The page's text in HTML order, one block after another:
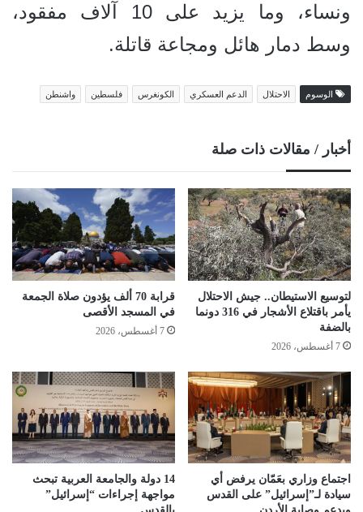
ونساء، وما يزيد على 10 آلاف مفقود،
وسط دمار هائل ومجاعة قاتلة.
الوسوم الاحتلال الدعم العسكري الكونغرس فلسطين واشنطن
أخبار / مقالات ذات صلة
لتوسيع الاستيطان.. جيش الاحتلال
يأمر باقتلاع الأشجار في 316 دونما
بالضفة
7 أغسطس، 2026
قرابة 70 ألف يؤدون صلاة الجمعة
في المسجد الأقصى
7 أغسطس، 2026
اجتماع وزاري بعَمّان يرفض أي
سيادة لـ”إسرائيل” على القدس
14 دولة والجامعة العربية تبحث
مواجهة إجراءات “إسرائيل”